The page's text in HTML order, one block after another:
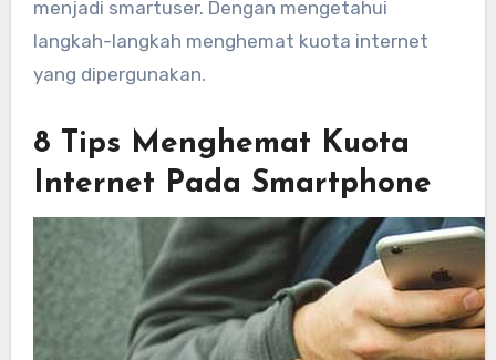
menjadi smartuser. Dengan mengetahui
langkah-langkah menghemat kuota internet
yang dipergunakan.
8 Tips Menghemat Kuota
Internet Pada Smartphone